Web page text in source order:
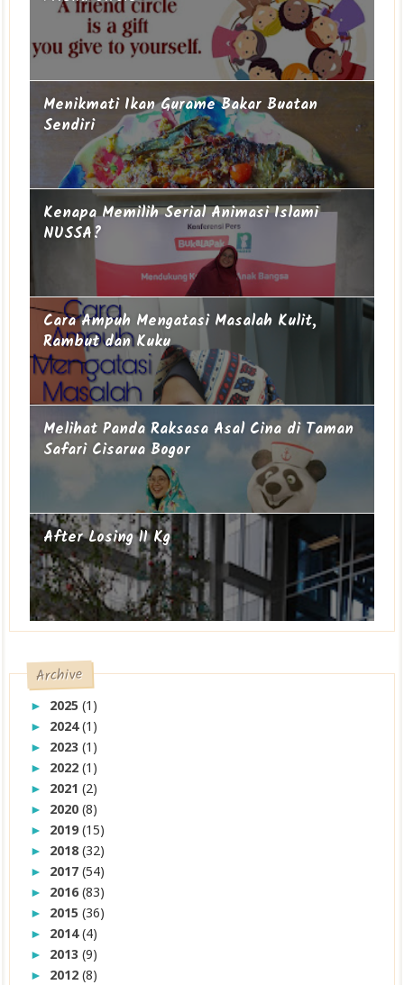
Menikmati Ikan Gurame Bakar Buatan
Sendiri
Kenapa Memilih Serial Animasi Islami
NUSSA?
Cara Ampuh Mengatasi Masalah Kulit,
Rambut dan Kuku
Melihat Panda Raksasa Asal Cina di Taman
Safari Cisarua Bogor
After Losing 11 Kg
Archive
► 2025(1)
► 2024(1)
► 2023(1)
► 2022(1)
► 2021(2)
► 2020(8)
► 2019(15)
► 2018(32)
► 2017(54)
► 2016(83)
► 2015(36)
► 2014(4)
► 2013(9)
► 2012(8)